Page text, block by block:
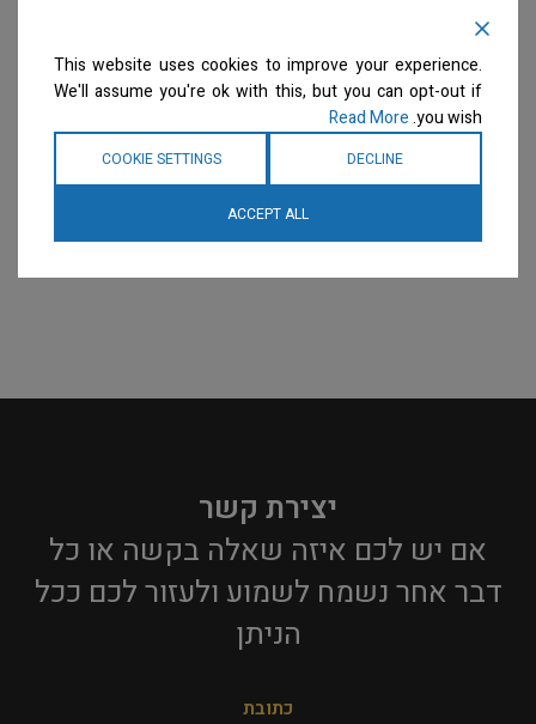
מספריים
המחיר ייחשף רק לבעלי
מספרות רשומיםצרו קשר
למידע נוסף
מספריים
המחיר ייחשף רק לבעלי
למידע נוסף
יצירת קשר
אם יש לכם איזה שאלה בקשה או כל
דבר אחר נשמח לשמוע ולעזור לכם ככל
הניתן​
כתובת
This website uses cookies to improve your experience.
We'll assume you're ok with this, but you can opt-out if
you wish.
Read More
DECLINE
COOKIE SETTINGS
ACCEPT ALL